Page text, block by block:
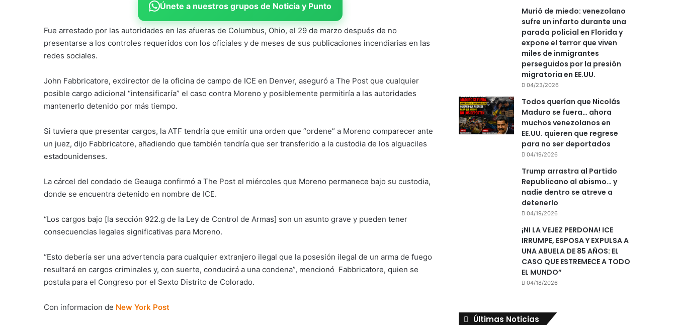
Únete a nuestros grupos de Noticia y Punto
Fue arrestado por las autoridades en las afueras de Columbus, Ohio, el 29 de marzo después de no
presentarse a los controles requeridos con los oficiales y de meses de sus publicaciones incendiarias en las
redes sociales.
John Fabbricatore, exdirector de la oficina de campo de ICE en Denver, aseguró a The Post que cualquier
posible cargo adicional “intensificaría” el caso contra Moreno y posiblemente permitiría a las autoridades
mantenerlo detenido por más tiempo.
Si tuviera que presentar cargos, la ATF tendría que emitir una orden que “ordene” a Moreno comparecer ante
un juez, dijo Fabbricatore, añadiendo que también tendría que ser transferido a la custodia de los alguaciles
estadounidenses.
La cárcel del condado de Geauga confirmó a The Post el miércoles que Moreno permanece bajo su custodia,
donde se encuentra detenido en nombre de ICE.
“Los cargos bajo [la sección 922.g de la Ley de Control de Armas] son un asunto grave y pueden tener
consecuencias legales significativas para Moreno.
“Esto debería ser una advertencia para cualquier extranjero ilegal que la posesión ilegal de un arma de fuego
resultará en cargos criminales y, con suerte, conducirá a una condena”, mencionó Fabbricatore, quien se
postula para el Congreso por el Sexto Distrito de Colorado.
Con informacion de New York Post
Murió de miedo: venezolano
sufre un infarto durante una
parada policial en Florida y
expone el terror que viven
miles de inmigrantes
perseguidos por la presión
migratoria en EE.UU.
04/23/2026
Todos querían que Nicolás
Maduro se fuera… ahora
muchos venezolanos en
EE.UU. quieren que regrese
para no ser deportados
04/19/2026
Trump arrastra al Partido
Republicano al abismo… y
nadie dentro se atreve a
detenerlo
04/19/2026
¡NI LA VEJEZ PERDONA! ICE
IRRUMPE, ESPOSA Y EXPULSA A
UNA ABUELA DE 85 AÑOS: EL
CASO QUE ESTREMECE A TODO
EL MUNDO”
04/18/2026
Últimas Noticias